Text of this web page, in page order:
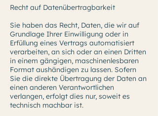
Recht auf Datenübertragbarkeit
Sie haben das Recht, Daten, die wir auf
Grundlage Ihrer Einwilligung oder in
Erfüllung eines Vertrags automatisiert
verarbeiten, an sich oder an einen Dritten
in einem gängigen, maschinenlesbaren
Format aushändigen zu lassen. Sofern
Sie die direkte Übertragung der Daten an
einen anderen Verantwortlichen
verlangen, erfolgt dies nur, soweit es
technisch machbar ist.